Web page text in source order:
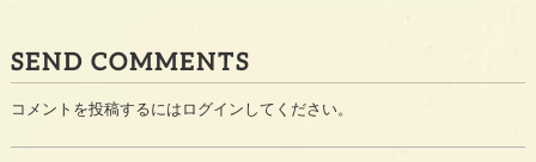
SEND COMMENTS
コメントを投稿するには ログイン してください。